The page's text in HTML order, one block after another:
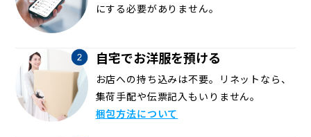
にする必要がありません。
自宅でお洋服を預ける
お店への持ち込みは不要。リネットなら、
集荷手配や伝票記入もいりません。
梱包方法について